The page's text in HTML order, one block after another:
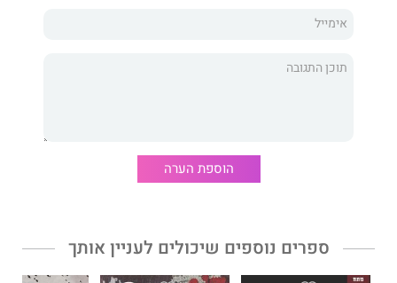
הוספת הערה
ספרים נוספים שיכולים לעניין אותך